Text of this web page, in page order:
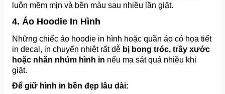
luôn mềm mịn và bền màu sau nhiều lần giặt.
4. Áo Hoodie In Hình
Những chiếc áo hoodie in hình hoặc quần áo có họa tiết
in decal, in chuyển nhiệt rất dễ bị bong tróc, trầy xước
hoặc nhăn nhúm hình in nếu ma sát quá nhiều khi
giặt.
Để giữ hình in bền đẹp lâu dài: